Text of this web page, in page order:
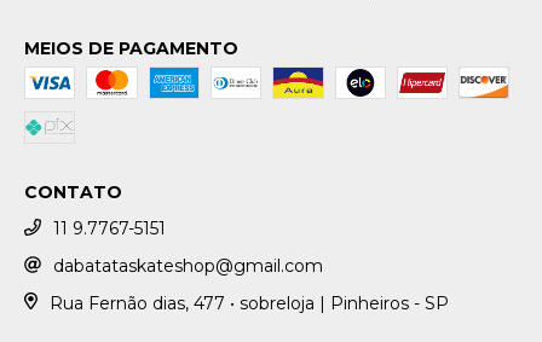
MEIOS DE PAGAMENTO
CONTATO
11 9.7767-5151
dabatataskateshop@gmail.com
Rua Fernão dias, 477 • sobreloja | Pinheiros - SP